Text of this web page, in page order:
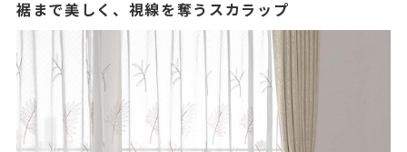
裾まで美しく、視線を奪うスカラップ